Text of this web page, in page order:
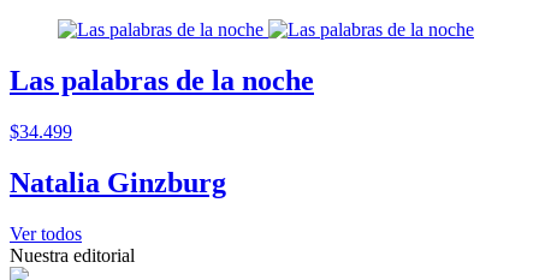
Las palabras de la noche
$34.499
Natalia Ginzburg
Ver todos
Nuestra editorial